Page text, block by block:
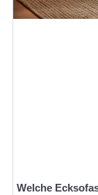
Welche